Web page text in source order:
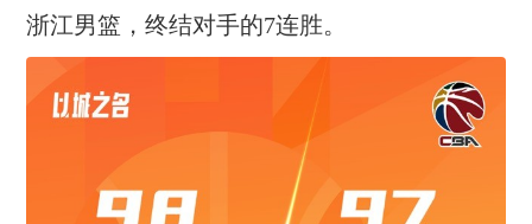
浙江男篮，终结对手的7连胜。